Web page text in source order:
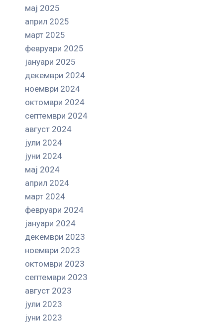
мај 2025
април 2025
март 2025
февруари 2025
јануари 2025
декември 2024
ноември 2024
октомври 2024
септември 2024
август 2024
јули 2024
јуни 2024
мај 2024
април 2024
март 2024
февруари 2024
јануари 2024
декември 2023
ноември 2023
октомври 2023
септември 2023
август 2023
јули 2023
јуни 2023